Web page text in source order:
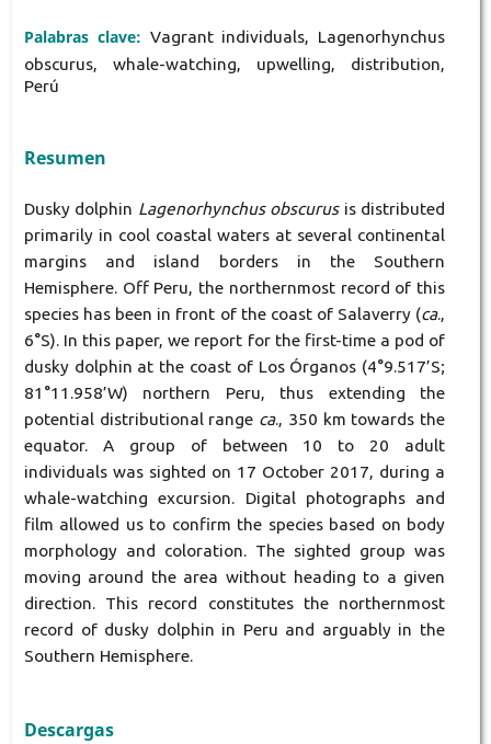
Palabras clave: Vagrant individuals, Lagenorhynchus
obscurus, whale-watching, upwelling, distribution,
Perú
Resumen
Dusky dolphin Lagenorhynchus obscurusis distributed
primarily in cool coastal waters at several continental
margins and island borders in the Southern
Hemisphere. Off Peru, the northernmost record of this
species has been in front of the coast of Salaverry (ca.,
6°S). In this paper, we report for the first-time a pod of
dusky dolphin at the coast of Los Órganos (4°9.517’S;
81°11.958’W) northern Peru, thus extending the
potential distributional range ca., 350 km towards the
equator. A group of between 10 to 20 adult
individuals was sighted on 17 October 2017, during a
whale-watching excursion. Digital photographs and
film allowed us to confirm the species based on body
morphology and coloration. The sighted group was
moving around the area without heading to a given
direction. This record constitutes the northernmost
record of dusky dolphin in Peru and arguably in the
Southern Hemisphere.
Descargas